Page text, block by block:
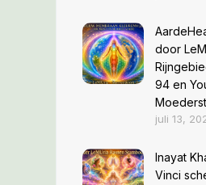
door
94 en
juli 13,
Inayat
Vinci